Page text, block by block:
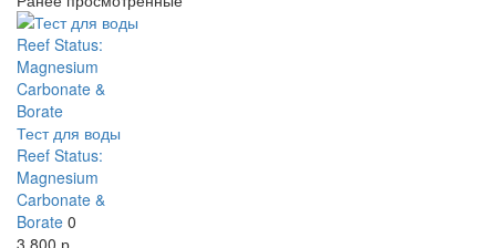
Тест для воды
Reef Status:
Magnesium
Carbonate &
Borate 0
3 800 р.